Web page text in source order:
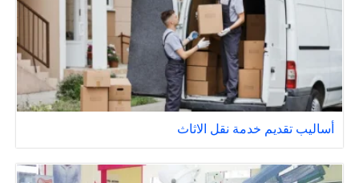
أساليب تقديم خدمة نقل الاثاث